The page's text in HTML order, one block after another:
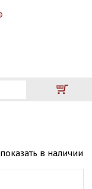
показать в наличии